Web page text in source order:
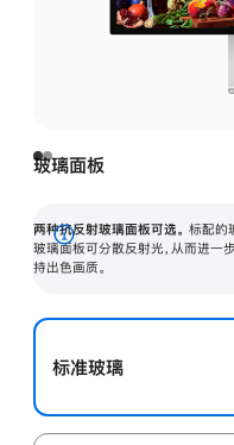
玻璃面板
两种抗反射玻璃面板可选。 标配的
玻璃面板可分散反射光，从而进一
持出色画质。
展
开
标准玻璃